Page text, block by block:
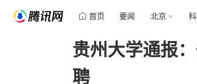
首页 要闻 北京
贵州大学通报
聘